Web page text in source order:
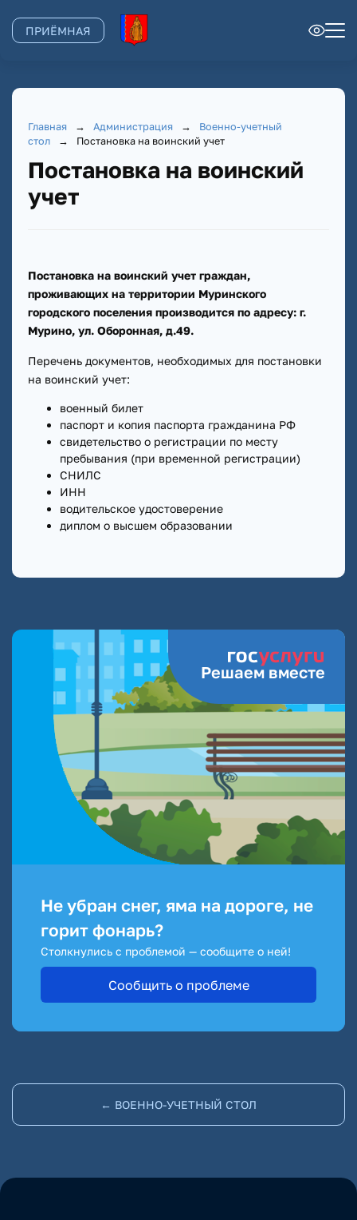
ПРИЁМНАЯ
Главная → Администрация →
Военно-учетный
стол
→ Постановка на воинский учет
Постановка на воинский
учет
Постановка на воинский учет граждан,
проживающих на территории Муринского
городского поселения производится по адресу: г.
Мурино, ул. Оборонная, д.49.
Перечень документов, необходимых для постановки
на воинский учет:
военный билет
паспорт и копия паспорта гражданина РФ
свидетельство о регистрации по месту
пребывания (при временной регистрации)
СНИЛС
ИНН
водительское удостоверение
диплом о высшем образовании
Не убран снег, яма на дороге, не
горит фонарь?
Столкнулись с проблемой — сообщите о ней!
Сообщить о проблеме
Решаем вместе
← ВОЕННО-УЧЕТНЫЙ СТОЛ